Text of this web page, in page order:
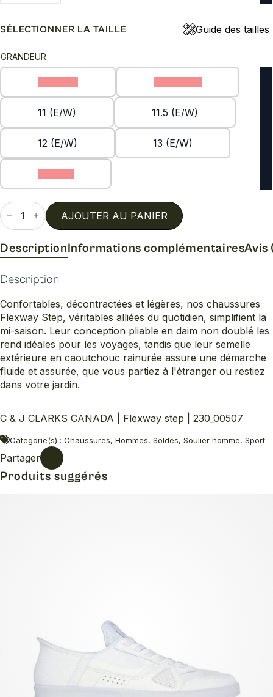
SÉLECTIONNER LA TAILLE Guide des tailles
GRANDEUR
11 (E/W) 11.5 (E/W)
12 (E/W) 13 (E/W)
quantité
de
Flexway
AJOUTER AU PANIER
DescriptionInformations complémentairesAvis
Description
Confortables, décontractées et légères, nos chaussures
Flexway Step, véritables alliées du quotidien, simplifient la
mi-saison. Leur conception pliable en daim non doublé les
rend idéales pour les voyages, tandis que leur semelle
extérieure en caoutchouc rainurée assure une démarche
fluide et assurée, que vous partiez à l'étranger ou restiez
dans votre jardin.
C & J CLARKS CANADA | Flexway step | 230_00507
Categorie(s) : Chaussures, Hommes, Soldes, Soulier homme, Sport
Partager
Produits suggérés